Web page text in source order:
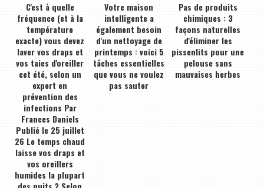
C'est à quelle
fréquence (et à la
température
exacte) vous devez
laver vos draps et
vos taies d'oreiller
cet été, selon un
expert en
prévention des
infections Par
Frances Daniels
Publié le 25 juillet
26 Le temps chaud
laisse vos draps et
vos oreillers
humides la plupart
Votre maison
intelligente a
également besoin
d'un nettoyage de
printemps : voici 5
tâches essentielles
que vous ne voulez
pas sauter
Pas de produits
chimiques : 3
façons naturelles
d'éliminer les
pissenlits pour une
pelouse sans
mauvaises herbes